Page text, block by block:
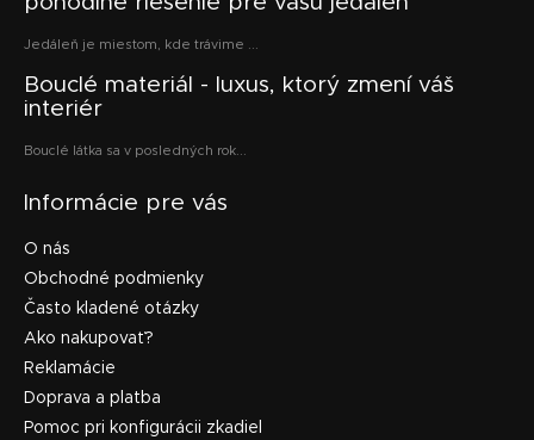
Jedáleň je miestom, kde trávime ...
Bouclé materiál - luxus, ktorý zmení váš
interiér
Bouclé látka sa v posledných rok...
Informácie pre vás
O nás
Obchodné podmienky
Často kladené otázky
Ako nakupovať?
Reklamácie
Doprava a platba
Pomoc pri konfigurácii zkadiel